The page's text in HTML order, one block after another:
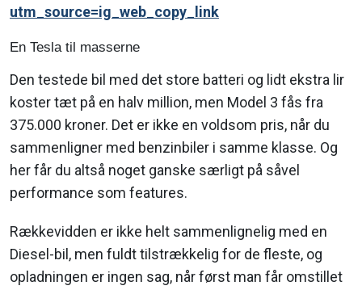
utm_source=ig_web_copy_link
En Tesla til masserne
Den testede bil med det store batteri og lidt ekstra lir
koster tæt på en halv million, men Model 3 fås fra
375.000 kroner. Det er ikke en voldsom pris, når du
sammenligner med benzinbiler i samme klasse. Og
her får du altså noget ganske særligt på såvel
performance som features.
Rækkevidden er ikke helt sammenlignelig med en
Diesel-bil, men fuldt tilstrækkelig for de fleste, og
opladningen er ingen sag, når først man får omstillet